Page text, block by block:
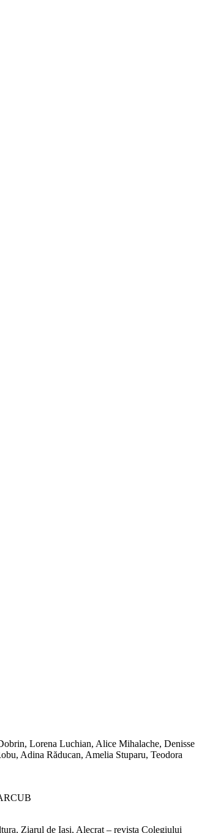
Lorena Luchian, Alice Mihalache, Denisse
Adina Răducan, Amelia Stuparu, Teodora
Ziarul de Iași, Alecrat – revista Colegiului